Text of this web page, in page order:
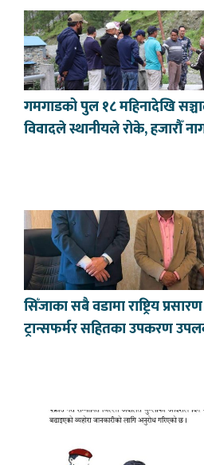
गमगाडको पुल १८ महिनादेखि
विवादले स्थानीयले रोके, हजारौँ
सिँजाका सबै वडामा राष्ट्रिय
ट्रान्सफर्मर सहितका उपकरण